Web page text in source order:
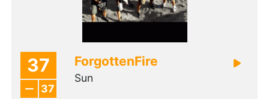
37
37
ForgottenFire
Sun